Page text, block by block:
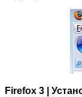
Firefox 3 |